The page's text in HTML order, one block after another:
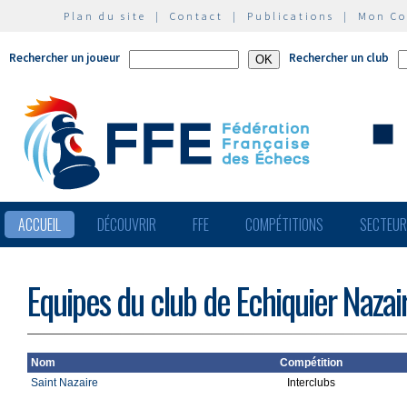
Plan du site | Contact | Publications | Mon
Rechercher un joueur Rechercher un club
ACCUEIL DÉCOUVRIR FFE COMPÉTITIONS
Equipes du club de Echiquier
Nom
Compétition
Saint Nazaire
Interclubs